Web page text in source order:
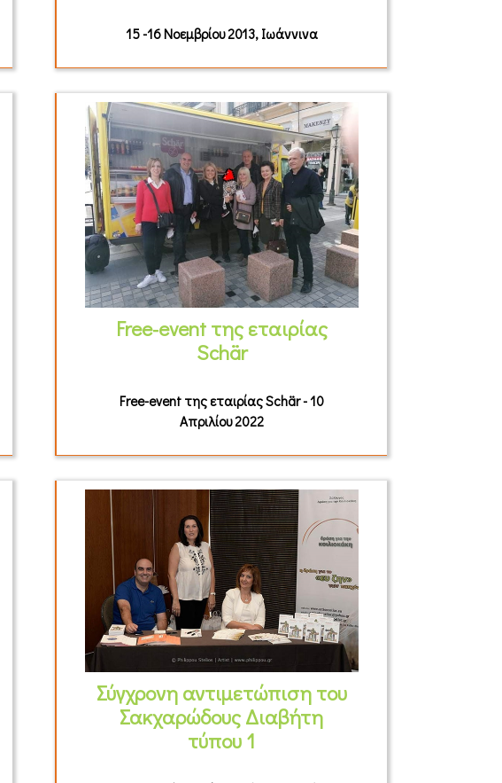
15 -16 Νοεμβρίου 2013, Ιωάννινα
Free-event της εταιρίας
Schär
Free-event της εταιρίας Schär - 10
Απριλίου 2022
Σύγχρονη αντιμετώπιση του
Σακχαρώδους Διαβήτη
τύπου 1